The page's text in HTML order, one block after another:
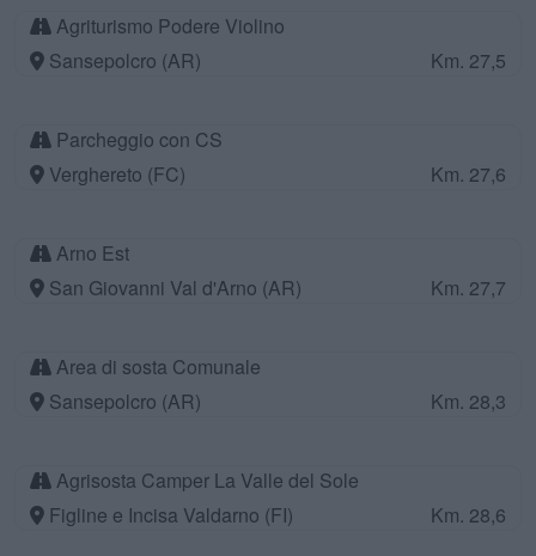
Agriturismo Podere Violino
Sansepolcro (AR)
Km. 27,5
Parcheggio con CS
Verghereto (FC)
Km. 27,6
Arno Est
San Giovanni Val d'Arno (AR)
Km. 27,7
Area di sosta Comunale
Sansepolcro (AR)
Km. 28,3
Agrisosta Camper La Valle del Sole
Figline e Incisa Valdarno (FI)
Km. 28,6